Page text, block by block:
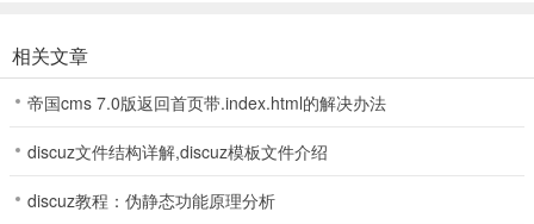
2、进入游戏后，这里提供了很多的关卡等你来解锁挑战；
3、玩家们将控制角色进行战斗，每个角色都有不同的属性、技能，你
相关文章
帝国cms 7.0版返回首页带.index.html的解决办法
discuz文件结构详解,discuz模板文件介绍
discuz教程：伪静态功能原理分析